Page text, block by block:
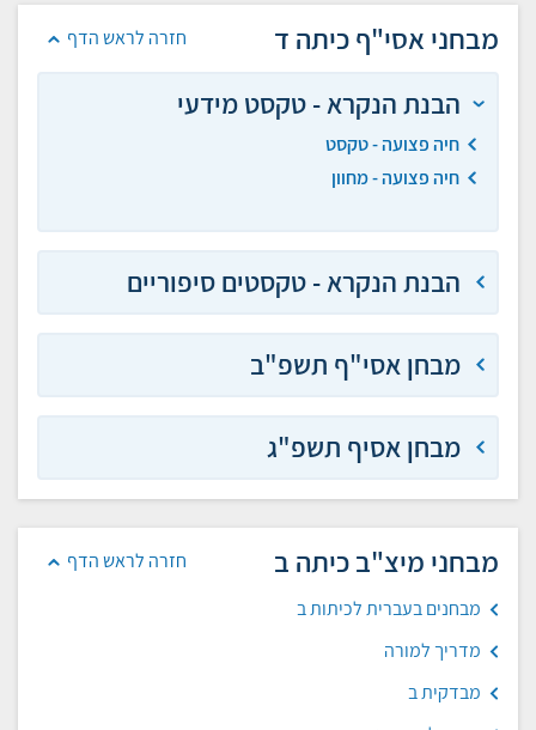
חזרה לראש הדף מבחני אסי"ף כיתה ד
הבנת הנקרא - טקסט מידעי
חיה פצועה - טקסט
חיה פצועה - מחוון
הבנת הנקרא - טקסטים סיפוריים
מבחן אסי"ף תשפ"ב
מבחן אסיף תשפ"ג
חזרה לראש הדף מבחני מיצ"ב כיתה ב
מבחנים בעברית לכיתות ב
מדריך למורה
מבדקית ב